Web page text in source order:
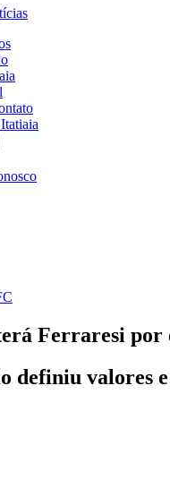
Ferraresi
definiu valores